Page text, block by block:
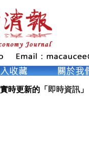
時更新的「 即時資訊 」